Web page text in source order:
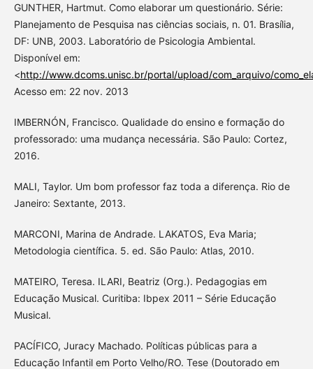
GUNTHER, Hartmut. Como elaborar um questionário. Série:
Planejamento de Pesquisa nas ciências sociais, n. 01. Brasília,
DF: UNB, 2003. Laboratório de Psicologia Ambiental.
Disponível em:
<http://www.dcoms.unisc.br/portal/upload/com_arquivo/
Acesso em: 22 nov. 2013
IMBERNÓN, Francisco. Qualidade do ensino e formação do
professorado: uma mudança necessária. São Paulo: Cortez,
2016.
MALI, Taylor. Um bom professor faz toda a diferença. Rio de
Janeiro: Sextante, 2013.
MARCONI, Marina de Andrade. LAKATOS, Eva Maria;
Metodologia científica. 5. ed. São Paulo: Atlas, 2010.
MATEIRO, Teresa. ILARI, Beatriz (Org.). Pedagogias em
Educação Musical. Curitiba: Ibpex 2011 – Série Educação
Musical.
PACÍFICO, Juracy Machado. Políticas públicas para a
Educação Infantil em Porto Velho/RO. Tese (Doutorado em